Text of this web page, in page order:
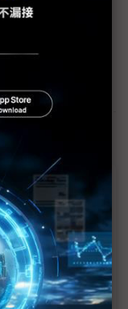
田示警全球AI基
家「祕而不